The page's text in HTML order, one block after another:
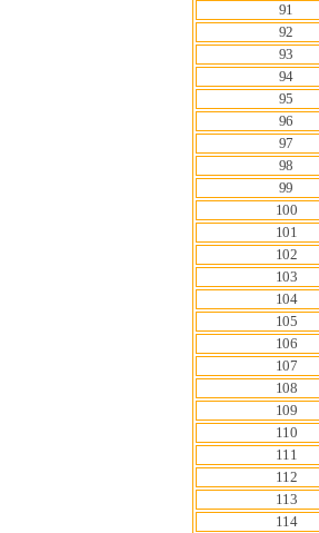
91
92
93
94
95
96
97
98
99
100
101
102
103
104
105
106
107
108
109
110
111
112
113
114